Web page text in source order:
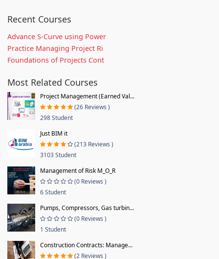
Recent Courses
Advance S-Curve using Power
Practice Managing Project Ri
Foundations of Projects Cont
Most Related Courses
Project Management (Earned Val...
(26 Reviews )
298 Student
Just BIM it
(213 Reviews )
3103 Student
Management of Risk M_O_R
(0 Reviews )
6 Student
Pumps, Compressors, Gas turbin...
(0 Reviews )
1 Student
Construction Contracts: Manage...
(2 Reviews )